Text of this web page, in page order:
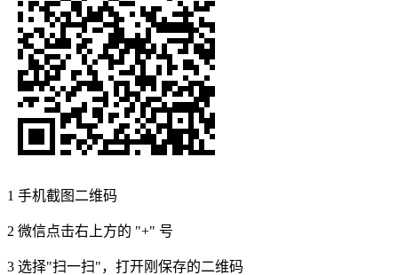
1 手机截图二维码
2 微信点击右上方的 "+" 号
3 选择"扫一扫"，打开刚保存的二维码